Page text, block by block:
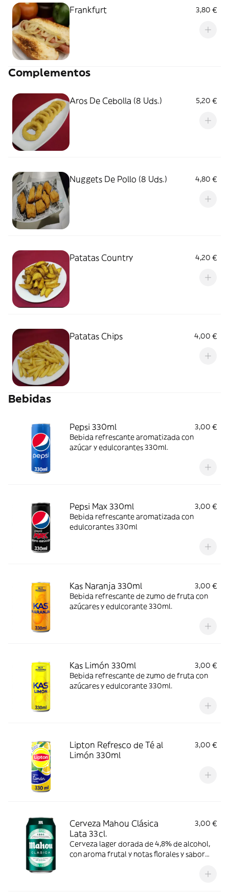
Frankfurt 3,80 €
Complementos
Aros De Cebolla (8 Uds.) 5,20 €
Nuggets De Pollo (8 Uds.) 4,80 €
Patatas Country 4,20 €
Patatas Chips 4,00 €
Bebidas
Pepsi 330ml
3,00 €
Bebida refrescante aromatizada con
azúcar y edulcorantes 330ml.
Pepsi Max 330ml
3,00 €
Bebida refrescante aromatizada con
edulcorantes 330ml
Kas Naranja 330ml
3,00 €
Bebida refrescante de zumo de fruta con
azúcares y edulcorante 330ml.
Kas Limón 330ml
3,00 €
Bebida refrescante de zumo de fruta con
azúcares y edulcorante 330ml.
Lipton Refresco de Té al
Limón 330ml
3,00 €
Cerveza Mahou Clásica
Lata 33cl.
3,00 €
Cerveza lager dorada de 4,8% de alcohol,
con aroma frutal y notas florales y sabor